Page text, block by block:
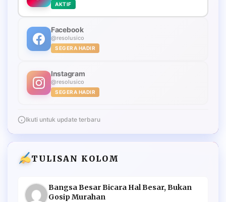
AKTIF
Facebook
@resolusico
SEGERA HADIR
Instagram
@resolusico
SEGERA HADIR
Ikuti untuk update terbaru
TULISAN KOLOM
Bangsa Besar Bicara Hal Besar, Bukan
Gosip Murahan